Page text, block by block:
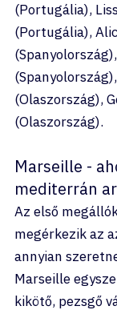
(Portugália),
(Portugália),
(Olaszország),
(Olaszország).
Marseille -
mediterrán
Az első
megérkezik az
annyian
Marseille
kikötő, pezsgő